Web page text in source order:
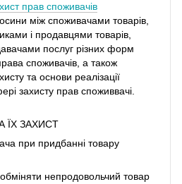
прав споживачів
між споживачами товарів,
і продавцями товарів,
послуг різних форм
споживачів, а також
та основи реалізації
захисту прав споживвачі.
ЇХ ЗАХИСТ
при придбанні товару
непродовольчий товар